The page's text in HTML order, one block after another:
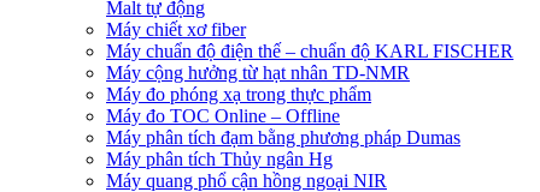
Malt tự động
Máy chiết xơ fiber
Máy chuẩn độ điện thế – chuẩn độ KARL FISCHER
Máy cộng hưởng từ hạt nhân TD-NMR
Máy đo phóng xạ trong thực phẩm
Máy đo TOC Online – Offline
Máy phân tích đạm bằng phương pháp Dumas
Máy phân tích Thủy ngân Hg
Máy quang phổ cận hồng ngoại NIR